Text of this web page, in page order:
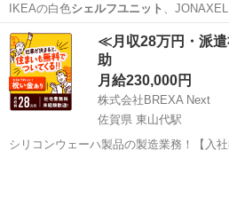
IKEAの白色シェルフユニット 、
愛知 岡崎市 東岡崎駅 収納家
≪月収28万円・派
助
月給230,000円
株式会社BREXA Next
佐賀県 東山代駅
シリコンウェーハ製品の製造業務！【入